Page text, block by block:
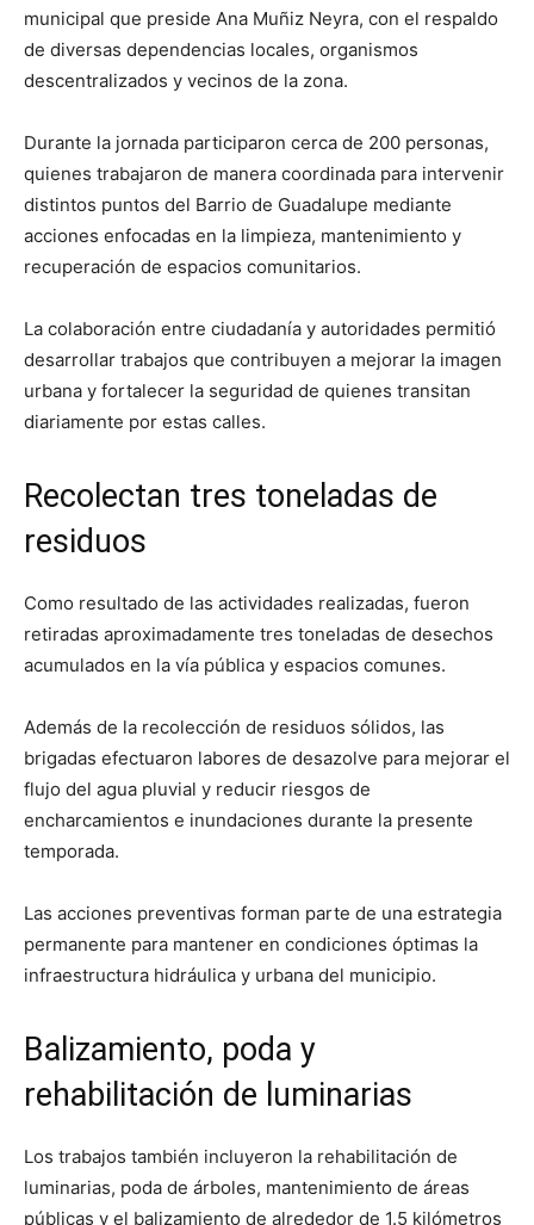
municipal que preside Ana Muñiz Neyra, con el respaldo
de diversas dependencias locales, organismos
descentralizados y vecinos de la zona.
Durante la jornada participaron cerca de 200 personas,
quienes trabajaron de manera coordinada para intervenir
distintos puntos del Barrio de Guadalupe mediante
acciones enfocadas en la limpieza, mantenimiento y
recuperación de espacios comunitarios.
La colaboración entre ciudadanía y autoridades permitió
desarrollar trabajos que contribuyen a mejorar la imagen
urbana y fortalecer la seguridad de quienes transitan
diariamente por estas calles.
Recolectan tres toneladas de
residuos
Como resultado de las actividades realizadas, fueron
retiradas aproximadamente tres toneladas de desechos
acumulados en la vía pública y espacios comunes.
Además de la recolección de residuos sólidos, las
brigadas efectuaron labores de desazolve para mejorar el
flujo del agua pluvial y reducir riesgos de
encharcamientos e inundaciones durante la presente
temporada.
Las acciones preventivas forman parte de una estrategia
permanente para mantener en condiciones óptimas la
infraestructura hidráulica y urbana del municipio.
Balizamiento, poda y
rehabilitación de luminarias
Los trabajos también incluyeron la rehabilitación de
luminarias, poda de árboles, mantenimiento de áreas
públicas y el balizamiento de alrededor de 1.5 kilómetros